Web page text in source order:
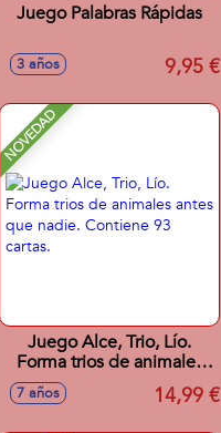
Juego Palabras Rápidas
3 años 9,95 €
NOVEDAD
Juego Alce, Trio, Lío.
Forma trios de animales
antes que nadie. Contiene
7 años 14,99 €